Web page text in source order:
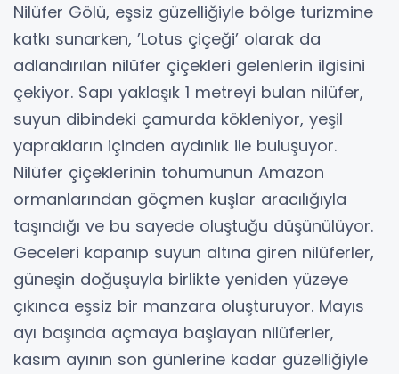
Nilüfer Gölü, eşsiz güzelliğiyle bölge turizmine
katkı sunarken, ’Lotus çiçeği’ olarak da
adlandırılan nilüfer çiçekleri gelenlerin ilgisini
çekiyor. Sapı yaklaşık 1 metreyi bulan nilüfer,
suyun dibindeki çamurda kökleniyor, yeşil
yaprakların içinden aydınlık ile buluşuyor.
Nilüfer çiçeklerinin tohumunun Amazon
ormanlarından göçmen kuşlar aracılığıyla
taşındığı ve bu sayede oluştuğu düşünülüyor.
Geceleri kapanıp suyun altına giren nilüferler,
güneşin doğuşuyla birlikte yeniden yüzeye
çıkınca eşsiz bir manzara oluşturuyor. Mayıs
ayı başında açmaya başlayan nilüferler,
kasım ayının son günlerine kadar güzelliğiyle